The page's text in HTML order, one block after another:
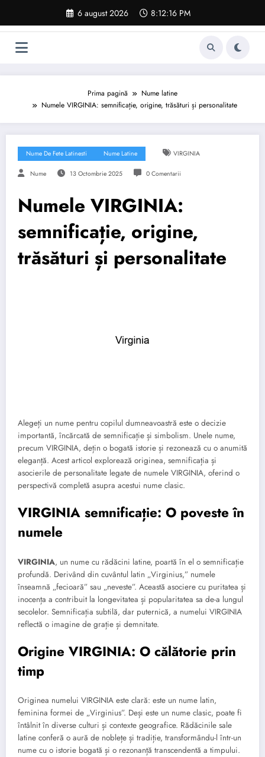
conținut
6 august 2026 8:12:17 PM
Prima pagină
Nume latine
Numele VIRGINIA: semnificație, origine, trăsături și personalitate
Nume De Fete Latinesti Nume Latine VIRGINIA
Nume 13 Octombrie 2025 0 Comentarii
Numele VIRGINIA:
semnificație, origine,
trăsături și personalitate
Alegeți un nume pentru copilul dumneavoastră este o decizie
importantă, încărcată de semnificație și simbolism. Unele nume,
precum VIRGINIA, dețin o bogată istorie și rezonează cu o anumită
eleganță. Acest articol explorează originea, semnificația și
asocierile de personalitate legate de numele VIRGINIA, oferind o
perspectivă completă asupra acestui nume clasic.
VIRGINIA semnificație: O poveste în
numele
VIRGINIA, un nume cu rădăcini latine, poartă în el o semnificație
profundă. Derivând din cuvântul latin „Virginius,” numele
înseamnă „fecioară” sau „neveste”. Această asociere cu puritatea și
inocența a contribuit la longevitatea și popularitatea sa de-a lungul
secolelor. Semnificația subtilă, dar puternică, a numelui VIRGINIA
reflectă o imagine de grație și demnitate.
Origine VIRGINIA: O călătorie prin
timp
Originea numelui VIRGINIA este clară: este un nume latin,
feminina formei de „Virginius”. Deși este un nume clasic, poate fi
întâlnit în diverse culturi și contexte geografice. Rădăcinile sale
latine conferă o aură de noblețe și tradiție, transformându-l într-un
nume cu o istorie bogată și o rezonanță transcendentă a timpului.